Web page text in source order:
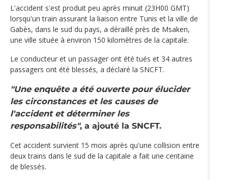
L'accident s'est produit peu après minuit (23H00 GMT)
lorsqu'un train assurant la liaison entre Tunis et la ville de
Gabès, dans le sud du pays, a déraillé près de Msaken,
une ville située à environ 150 kilomètres de la capitale.
Le conducteur et un passager ont été tués et 34 autres
passagers ont été blessés, a déclaré la SNCFT.
"Une enquête a été ouverte pour élucider
les circonstances et les causes de
l'accident et déterminer les
responsabilités", a ajouté la SNCFT.
Cet accident survient 15 mois après qu'une collision entre
deux trains dans le sud de la capitale a fait une centaine
de blessés.